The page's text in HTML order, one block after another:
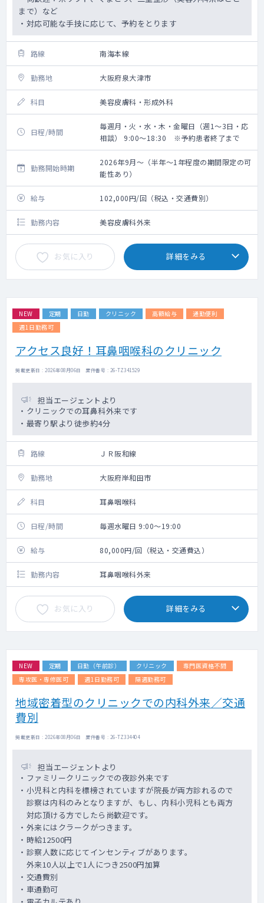
まで）など
・対応可能な手技に応じて、予約をとります
路線 南海本線
勤務地 大阪府泉大津市
科目 美容皮膚科・形成外科
日程/時間
毎週月・火・水・木・金曜日（週1～3日・応
相談） 9:00～18:30 ※予約患者終了まで
勤務開始時期
2026年9月～（半年～1年程度の期間限定の可
能性あり）
給与 102,000円/回（税込・交通費別）
勤務内容 美容皮膚科外来
お気に入り 詳細をみる
NEW 定期 日勤 クリニック 高額給与
通勤便利
週1日勤務可
アクセス良好！耳鼻咽喉科のクリニック
掲載更新日 : 2026年08月06日 案件番号 : 26-TZ341529
担当エージェントより
・クリニックでの耳鼻科外来です
・最寄り駅より徒歩約4分
路線 ＪＲ阪和線
勤務地 大阪府岸和田市
科目 耳鼻咽喉科
日程/時間 毎週水曜日 9:00～19:00
給与 80,000円/回（税込・交通費込）
勤務内容 耳鼻咽喉科外来
お気に入り 詳細をみる
NEW 定期 日勤（午前診） クリニック
専門医資格不問
専攻医・専修医可
週1日勤務可 隔週勤務可
地域密着型のクリニックでの内科外来／交通
費別
掲載更新日 : 2026年08月06日 案件番号 : 26-TZ334404
担当エージェントより
・ファミリークリニックでの夜診外来です
・小児科と内科を標榜されていますが院長が両方診れるので
診察は内科のみとなりますが、もし、内科小児科とも両方
対応頂ける方でしたら尚歓迎です。
・外来にはクラークがつきます。
・時給12500円
・診察人数に応じてインセンティブがあります。
外来10人以上で1人につき2500円加算
・交通費別
・車通勤可